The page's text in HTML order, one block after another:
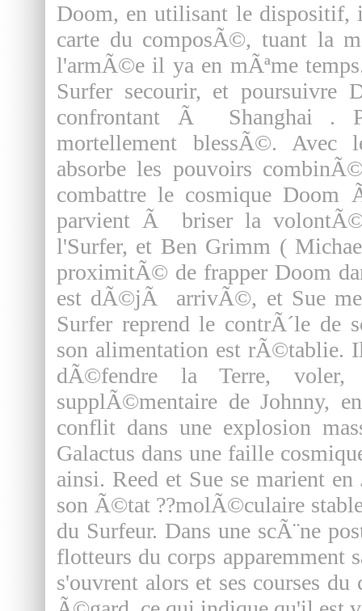
Doom, en utilisant le
carte du composÃ©, tuant la
l'armÃ©e il ya en mÃªme
Surfer secourir, et poursuivre
confrontant Ã Shanghai .
mortellement blessÃ©. Avec
absorbe les pouvoirs
combattre le cosmique Doom
parvient Ã briser la
l'Surfer, et Ben Grimm (
proximitÃ© de frapper Doom
est dÃ©jÃ arrivÃ©, et Sue
Surfer reprend le contrÃ´le de
son alimentation est rÃ©tablie.
dÃ©fendre la Terre,
supplÃ©mentaire de Johnny,
conflit dans une explosion
Galactus dans une faille
ainsi. Reed et Sue se marient
son Ã©tat ??molÃ©culaire
du Surfeur. Dans une scÃ¨ne
flotteurs du corps apparemment
s'ouvrent alors et ses courses